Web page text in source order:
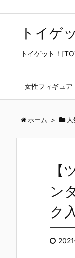
トイゲ
トイゲット！
女性フィギュア
ホーム >
ン
ク